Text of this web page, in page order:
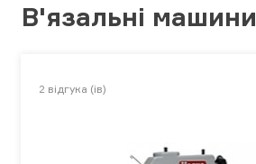
В'язальні машини
2 відгука (ів)